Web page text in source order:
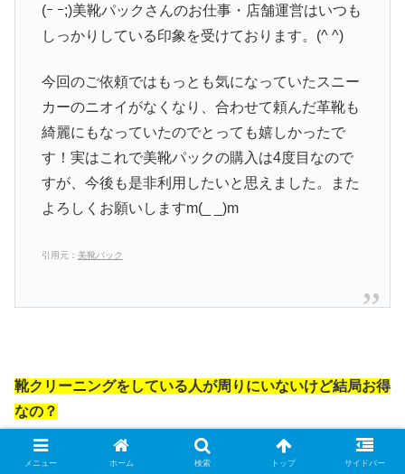
(ｰ ｰ;)美靴パックさんのお仕事・店舗運営はいつも
しっかりしている印象を受けております。(^ ^)
今回のご依頼ではもっとも気になっていたスニー
カーのニオイがなくなり、合わせて頼んだ革靴も
綺麗にもなっていたのでとっても嬉しかったで
す！実はこれで美靴パックの購入は4度目なので
すが、今後も是非利用したいと思えました。また
よろしくお願いしますm(_ _)m
引用元： 美靴パック
靴クリーニングをしている人が周りにいないけど結局お得
なの？
島根県 出雲市でも参考になる靴のクリー
メニュー ホーム 検索 トップ サイドバー